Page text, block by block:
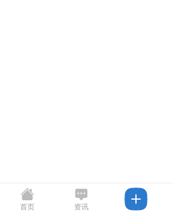
首页 资讯